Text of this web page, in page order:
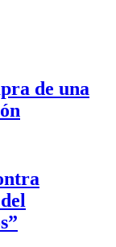
de una